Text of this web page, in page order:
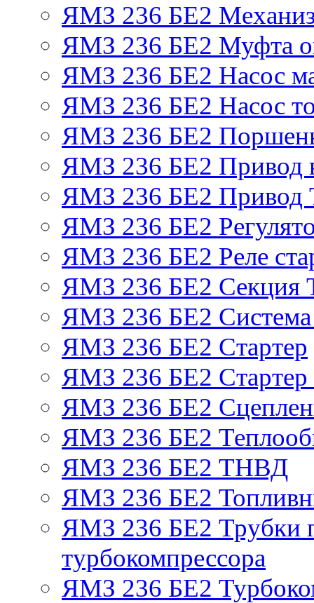
ЯМЗ 236 БЕ2
ЯМЗ 236 БЕ2 Муфта
ЯМЗ 236 БЕ2 Насос
ЯМЗ 236 БЕ2 Насос
ЯМЗ 236 БЕ2
ЯМЗ 236 БЕ2 Привод
ЯМЗ 236 БЕ2
ЯМЗ 236 БЕ2
ЯМЗ 236 БЕ2 Реле
ЯМЗ 236 БЕ2
ЯМЗ 236 БЕ2
ЯМЗ 236 БЕ2 Стартер
ЯМЗ 236 БЕ2 Стартер
ЯМЗ 236 БЕ2
ЯМЗ 236 БЕ2
ЯМЗ 236 БЕ2 ТНВД
ЯМЗ 236 БЕ2
ЯМЗ 236 БЕ2 Трубки
турбокомпрессора
ЯМЗ 236 БЕ2